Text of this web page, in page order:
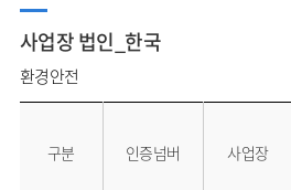
사업장 법인_한국
환경안전
구분 인증넘버 사업장